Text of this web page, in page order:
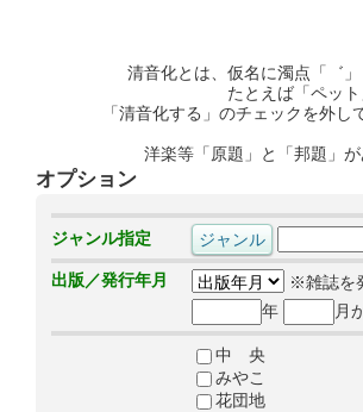
清音化とは、仮名に濁点「゛
たとえば「ペッ
「清音化する」のチェックを外
洋楽等「原題」と「邦題」
オプション
ジャンル指定
出版／発行年月
※雑誌を
年
月
中 央
みやこ
花団地